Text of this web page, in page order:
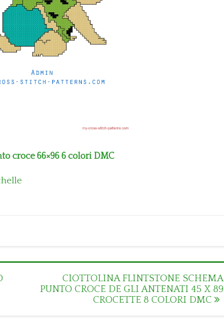
croce 66×96 6 colori DMC
CIOTTOLINA FLINTSTONE SCHEMA
PUNTO CROCE DE GLI ANTENATI 45 X 89
CROCETTE 8 COLORI DMC